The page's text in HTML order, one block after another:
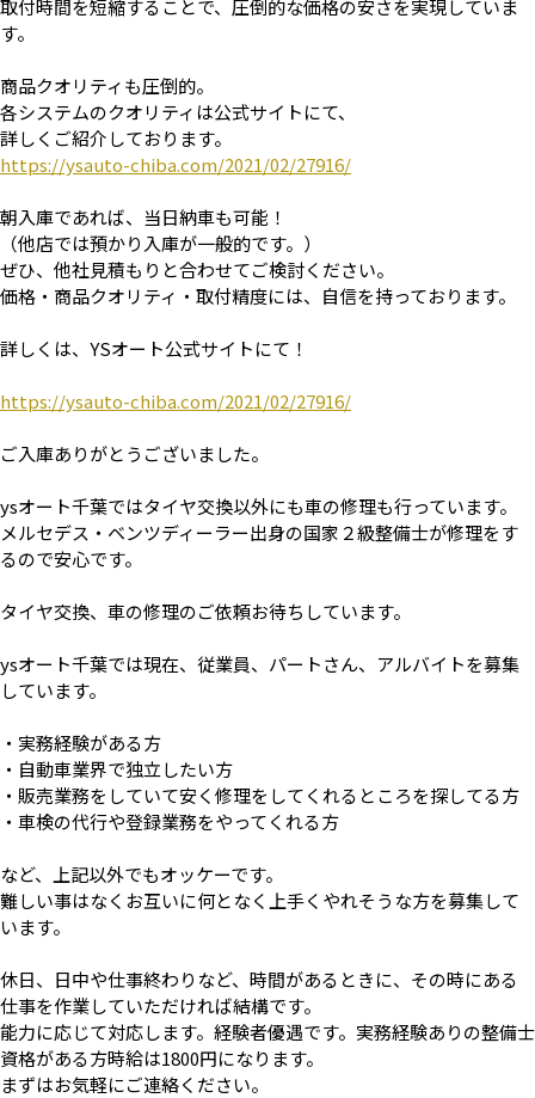
取付時間を短縮することで、圧倒的な価格の安さを実現していま
す。
商品クオリティも圧倒的。
各システムのクオリティは公式サイトにて、
詳しくご紹介しております。
https://ysauto-chiba.com/2021/02/27916/
朝入庫であれば、当日納車も可能！
（他店では預かり入庫が一般的です。）
ぜひ、他社見積もりと合わせてご検討ください。
価格・商品クオリティ・取付精度には、自信を持っております。
詳しくは、YSオート公式サイトにて！
https://ysauto-chiba.com/2021/02/27916/
ご入庫ありがとうございました。
ysオート千葉ではタイヤ交換以外にも車の修理も行っています。
メルセデス・ベンツディーラー出身の国家２級整備士が修理をす
るので安心です。
タイヤ交換、車の修理のご依頼お待ちしています。
ysオート千葉では現在、従業員、パートさん、アルバイトを募集
しています。
・実務経験がある方
・自動車業界で独立したい方
・販売業務をしていて安く修理をしてくれるところを探してる方
・車検の代行や登録業務をやってくれる方
など、上記以外でもオッケーです。
難しい事はなくお互いに何となく上手くやれそうな方を募集して
います。
休日、日中や仕事終わりなど、時間があるときに、その時にある
仕事を作業していただければ結構です。
能力に応じて対応します。経験者優遇です。実務経験ありの整備士
資格がある方時給は1800円になります。
まずはお気軽にご連絡ください。